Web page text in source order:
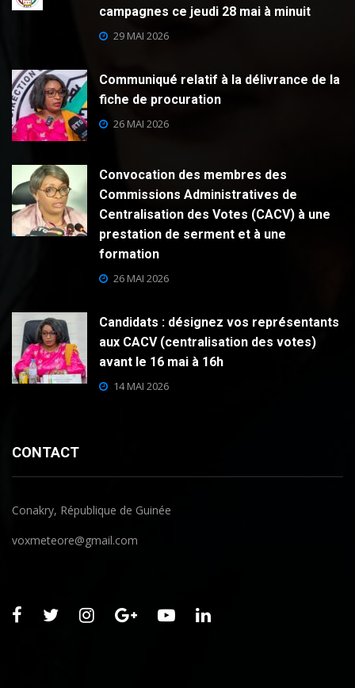
campagnes ce jeudi 28 mai à minuit
29 MAI 2026
Communiqué relatif à la délivrance de la
fiche de procuration
26 MAI 2026
Convocation des membres des
Commissions Administratives de
Centralisation des Votes (CACV) à une
prestation de serment et à une
formation
26 MAI 2026
Candidats : désignez vos représentants
aux CACV (centralisation des votes)
avant le 16 mai à 16h
14 MAI 2026
CONTACT
Conakry, République de Guinée
voxmeteore@gmail.com